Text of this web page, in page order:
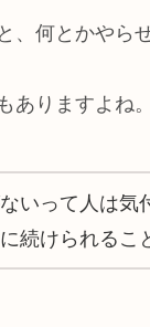
、何とかや
ありますよね
いって人は気
続けられるこ